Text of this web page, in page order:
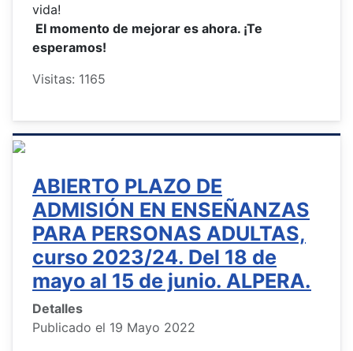
vida!
El momento de mejorar es ahora. ¡Te
esperamos!
Visitas: 1165
ABIERTO PLAZO DE
ADMISIÓN EN ENSEÑANZAS
PARA PERSONAS ADULTAS,
curso 2023/24. Del 18 de
mayo al 15 de junio. ALPERA.
Detalles
Publicado el 19 Mayo 2022